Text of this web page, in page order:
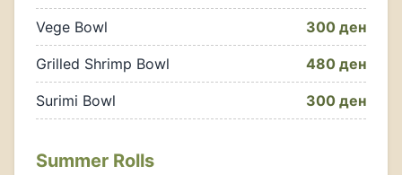
Vege Bowl 300 ден
Grilled Shrimp Bowl 480 ден
Surimi Bowl 300 ден
Summer Rolls